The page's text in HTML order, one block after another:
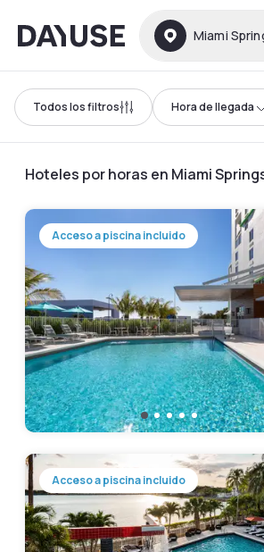
Dayuse Miami
Todos los filtros Hora de llegada
Hoteles por horas en Miami
Acceso a piscina incluido
Acceso a piscina incluido